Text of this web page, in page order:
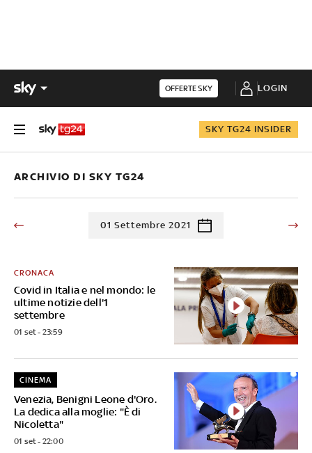
OFFERTE SKY LOGIN
SKY TG24 INSIDER
ARCHIVIO DI SKY TG24
01 Settembre 2021
Covid in Italia e nel mondo: le
ultime notizie dell'1
settembre
CRONACA
01 set - 23:59
Venezia, Benigni Leone d'Oro.
La dedica alla moglie: "È di
Nicoletta"
CINEMA
01 set - 22:00